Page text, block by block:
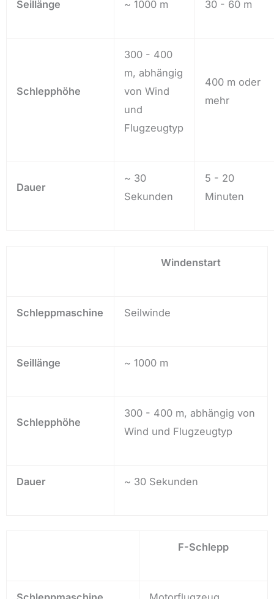
Seillänge ~ 1000 m 30 - 60 m
Schlepphöhe
300 - 400
m, abhängig
von Wind
und
Flugzeugtyp
400 m oder
mehr
Dauer
~ 30
Sekunden
5 - 20
Minuten
Windenstart
Schleppmaschine Seilwinde
Seillänge ~ 1000 m
Schlepphöhe
300 - 400 m, abhängig von
Wind und Flugzeugtyp
Dauer ~ 30 Sekunden
F-Schlepp